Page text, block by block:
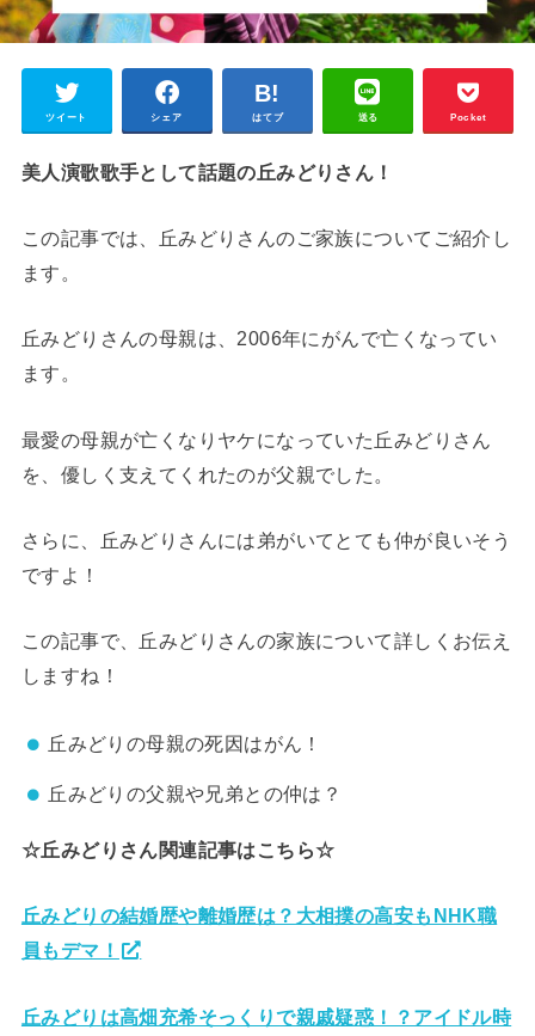
ツイート シェア はてブ 送る Pocket
美人演歌歌手として話題の丘みどりさん！
この記事では、丘みどりさんのご家族についてご紹介し
ます。
丘みどりさんの母親は、2006年にがんで亡くなってい
ます。
最愛の母親が亡くなりヤケになっていた丘みどりさん
を、優しく支えてくれたのが父親でした。
さらに、丘みどりさんには弟がいてとても仲が良いそう
ですよ！
この記事で、丘みどりさんの家族について詳しくお伝え
しますね！
丘みどりの母親の死因はがん！
丘みどりの父親や兄弟との仲は？
☆丘みどりさん関連記事はこちら☆
丘みどりの結婚歴や離婚歴は？大相撲の高安もNHK職
員もデマ！
丘みどりは高畑充希そっくりで親戚疑惑！？アイドル時